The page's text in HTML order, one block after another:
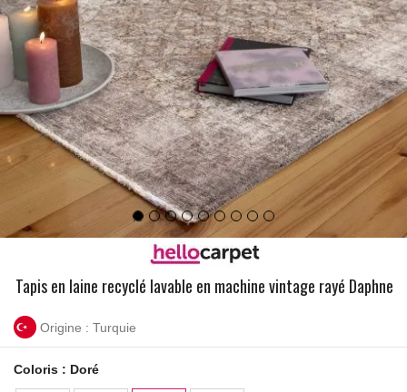
Tapis en laine recyclé lavable en machine vintage rayé Daphne
Origine : Turquie
Coloris : Doré